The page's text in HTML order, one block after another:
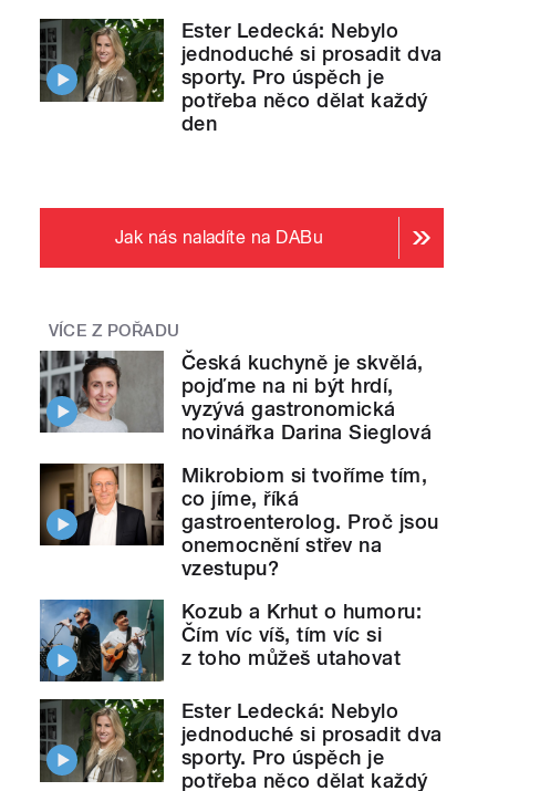
Ester Ledecká: Nebylo
jednoduché si prosadit dva
sporty. Pro úspěch je
potřeba něco dělat každý
den
Jak nás naladíte na DABu
VÍCE Z POŘADU
Česká kuchyně je skvělá,
pojďme na ni být hrdí,
vyzývá gastronomická
novinářka Darina Sieglová
Mikrobiom si tvoříme tím,
co jíme, říká
gastroenterolog. Proč jsou
onemocnění střev na
vzestupu?
Kozub a Krhut o humoru:
Čím víc víš, tím víc si
z toho můžeš utahovat
Ester Ledecká: Nebylo
jednoduché si prosadit dva
sporty. Pro úspěch je
potřeba něco dělat každý